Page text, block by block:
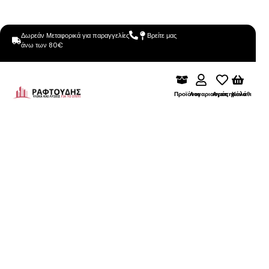
Δωρεάν Μεταφορικά για παραγγελίες
άνω των 80€
Βρείτε μας
ΠροϊόνταΛογαριασμόςΑγαπημένα
Καλάθι